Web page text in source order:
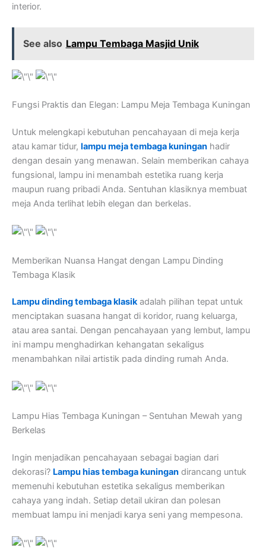
interior.
See also Lampu Tembaga Masjid Unik
Fungsi Praktis dan Elegan: Lampu Meja Tembaga Kuningan
Untuk melengkapi kebutuhan pencahayaan di meja kerja
atau kamar tidur, lampu meja tembaga kuningan hadir
dengan desain yang menawan. Selain memberikan cahaya
fungsional, lampu ini menambah estetika ruang kerja
maupun ruang pribadi Anda. Sentuhan klasiknya membuat
meja Anda terlihat lebih elegan dan berkelas.
Memberikan Nuansa Hangat dengan Lampu Dinding
Tembaga Klasik
Lampu dinding tembaga klasikadalah pilihan tepat untuk
menciptakan suasana hangat di koridor, ruang keluarga,
atau area santai. Dengan pencahayaan yang lembut, lampu
ini mampu menghadirkan kehangatan sekaligus
menambahkan nilai artistik pada dinding rumah Anda.
Lampu Hias Tembaga Kuningan – Sentuhan Mewah yang
Berkelas
Ingin menjadikan pencahayaan sebagai bagian dari
dekorasi? Lampu hias tembaga kuningan dirancang untuk
memenuhi kebutuhan estetika sekaligus memberikan
cahaya yang indah. Setiap detail ukiran dan polesan
membuat lampu ini menjadi karya seni yang mempesona.